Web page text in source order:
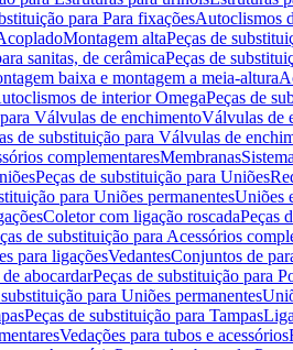
para Para fixaçõesAutoclismos
Montagem altaPeças de
sanitas, de cerâmicaPeças de
baixa e montagem a meia-altura
de interior OmegaPeças de
Válvulas de enchimentoVálvulas de
de substituição para Válvulas de
complementaresMembranas
Peças de substituição para Uniões
para Uniões permanentesUniões
Coletor com ligação roscadaPeças
de substituição para Acessórios
para ligaçõesVedantesConjuntos de
abocardarPeças de substituição para
para Uniões permanentes
Peças de substituição para Tampas
Vedações para tubos e acessórios